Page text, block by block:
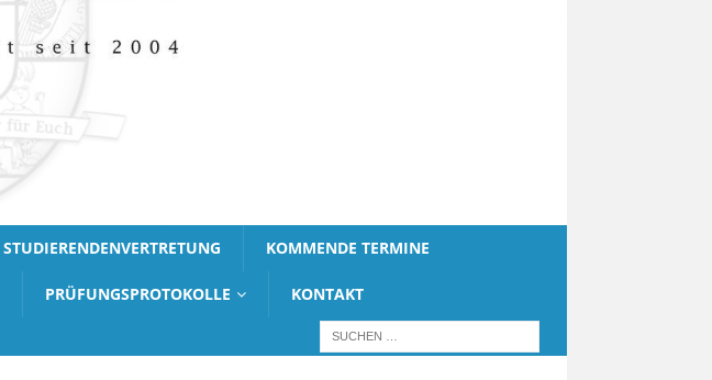
STUDIERENDENVERTRETUNG KOMMENDE TERMINE
PRÜFUNGSPROTOKOLLE KONTAKT